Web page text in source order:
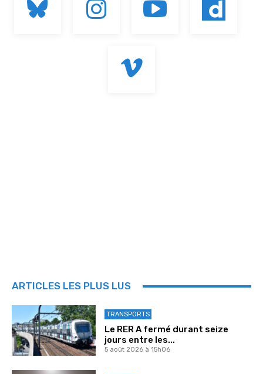
ARTICLES LES PLUS LUS
TRANSPORTS
Le RER A fermé durant seize
jours entre les...
5 août 2026 à 15h06